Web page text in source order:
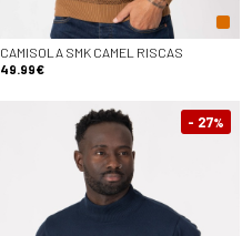
CAMISOLA SMK CAMEL RISCAS
49.99€
- 27%